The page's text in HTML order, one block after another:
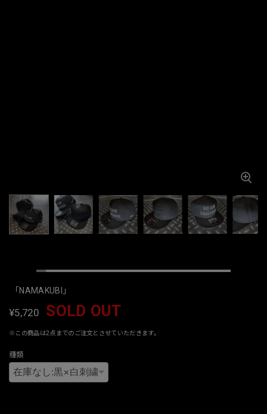
「NAMAKUBI」
¥5,720 SOLD OUT
※この商品は2点までのご注文とさせていただきます。
種類